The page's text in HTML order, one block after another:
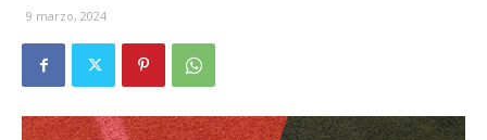
9 marzo, 2024